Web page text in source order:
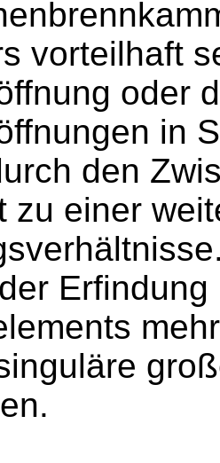
vorteilhaft
oder
in
den
zu einer